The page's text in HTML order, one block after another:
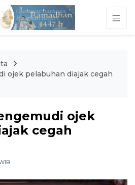
ojek pelabuhan diajak cegah
ojek
cegah